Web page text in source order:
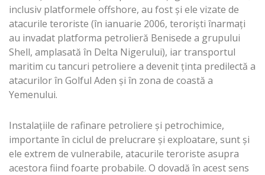
inclusiv platformele offshore, au fost şi ele vizate de
atacurile teroriste (în ianuarie 2006, terorişti înarmaţi
au invadat platforma petrolieră Benisede a grupului
Shell, amplasată în Delta Nigerului), iar transportul
maritim cu tancuri petroliere a devenit ţinta predilectă a
atacurilor în Golful Aden şi în zona de coastă a
Yemenului.
Instalaţiile de rafinare petroliere şi petrochimice,
importante în ciclul de prelucrare şi exploatare, sunt şi
ele extrem de vulnerabile, atacurile teroriste asupra
acestora fiind foarte probabile. O dovadă în acest sens